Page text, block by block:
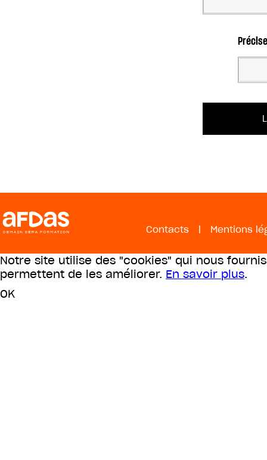
Contacts | Mentions
Notre site utilise des "cookies" qui nous
permettent de les améliorer. En savoir plus.
OK